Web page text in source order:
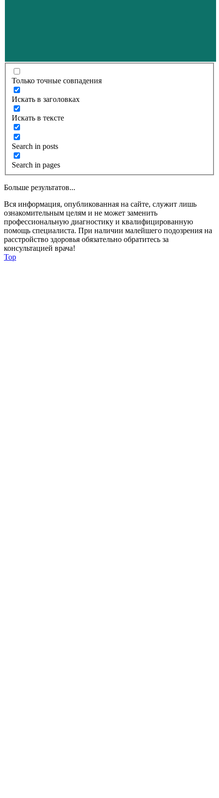
Только точные совпадения
Искать в заголовках
Искать в тексте
Search in posts
Search in pages
Больше результатов...
Вся информация, опубликованная на сайте, служит лишь
ознакомительным целям и не может заменить
профессиональную диагностику и квалифицированную
помощь специалиста. При наличии малейшего подозрения на
расстройство здоровья обязательно обратитесь за
консультацией врача!
Top